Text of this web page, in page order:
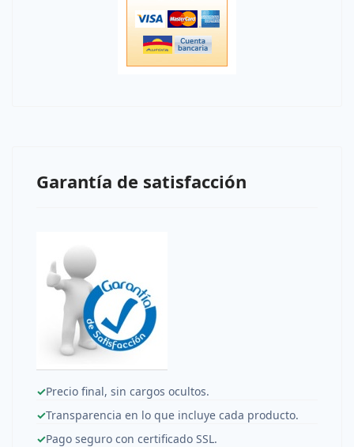
Garantía de satisfacción
✓Precio final, sin cargos ocultos.
✓Transparencia en lo que incluye cada producto.
✓Pago seguro con certificado SSL.